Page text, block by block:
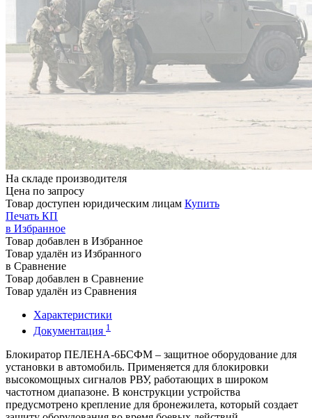
На складе производителя
Цена по запросу
Товар доступен юридическим лицам Купить
Печать КП
в Избранное
Товар добавлен в Избранное
Товар удалён из Избранного
в Сравнение
Товар добавлен в Сравнение
Товар удалён из Сравнения
Характеристики
Документация 1
Блокиратор ПЕЛЕНА-6БСФМ – защитное оборудование для
установки в автомобиль. Применяется для блокировки
высокомощных сигналов РВУ, работающих в широком
частотном диапазоне. В конструкции устройства
предусмотрено крепление для бронежилета, который создает